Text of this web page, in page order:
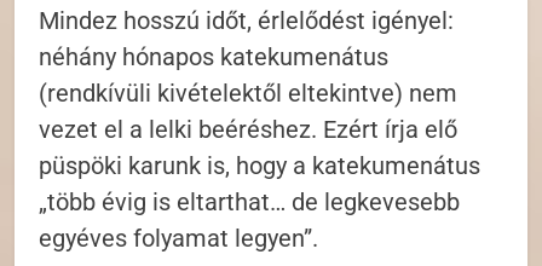
Mindez hosszú időt, érlelődést igényel:
néhány hónapos katekumenátus
(rendkívüli kivételektől eltekintve) nem
vezet el a lelki beéréshez. Ezért írja elő
püspöki karunk is, hogy a katekumenátus
„több évig is eltarthat… de legkevesebb
egyéves folyamat legyen”.